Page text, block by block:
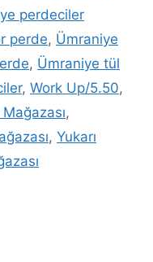
perdeciler
perde, Ümraniye
, Ümraniye tül
, Work Up/5.50,
,
, Yukarı